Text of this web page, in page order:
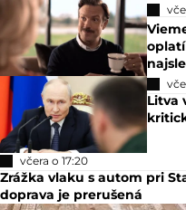
Litva
včera o 17:20
Zrážka vlaku s autom pri
doprava je prerušená